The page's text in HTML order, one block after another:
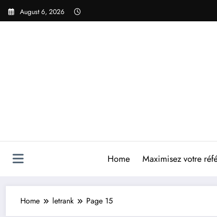
Skip
August 6, 2026
Home Maximisez votre
Home letrank Page 15